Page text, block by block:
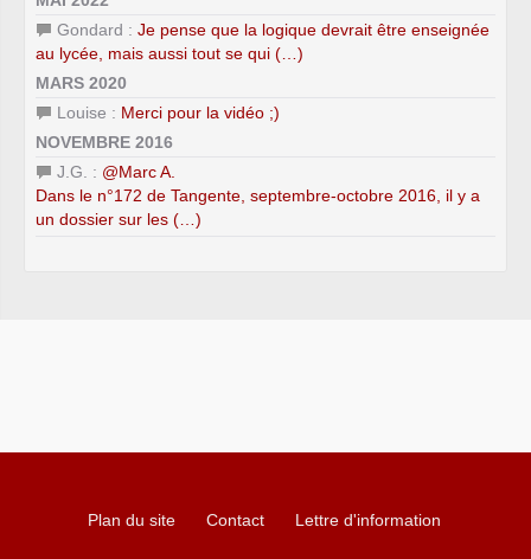
Gondard : Je pense que la logique devrait être enseignée
au lycée, mais aussi tout se qui (…)
MARS 2020
Louise : Merci pour la vidéo ;)
NOVEMBRE 2016
J.G. : @Marc A.
Dans le n°172 de Tangente, septembre-octobre 2016, il y a
un dossier sur les (…)
Plan du site Contact Lettre d'information